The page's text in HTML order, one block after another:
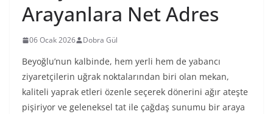
Arayanlara Net Adres
06 Ocak 2026 Dobra Gül
Beyoğlu’nun kalbinde, hem yerli hem de yabancı
ziyaretçilerin uğrak noktalarından biri olan mekan,
kaliteli yaprak etleri özenle seçerek dönerini ağır ateşte
pişiriyor ve geleneksel tat ile çağdaş sunumu bir araya